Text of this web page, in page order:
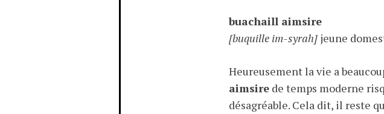
buachaill aimsire
[buquille im-syrah] jeune
Heureusement la vie a
aimsire de temps moderne
désagréable. Cela dit, il reste